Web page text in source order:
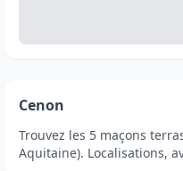
Cenon
Trouvez les 5 maçons
Aquitaine). Localisations,